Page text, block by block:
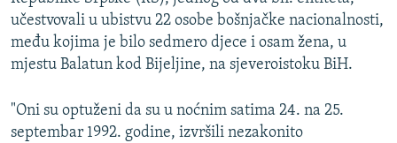
NASTANAK I RASPAD JUGOSLAVIJE
učestvovali u ubistvu 22 osobe bošnjačke nacionalnosti,
među kojima je bilo sedmero djece i osam žena, u
mjestu Balatun kod Bijeljine, na sjeveroistoku BiH.
"Oni su optuženi da su u noćnim satima 24. na 25.
septembar 1992. godine, izvršili nezakonito